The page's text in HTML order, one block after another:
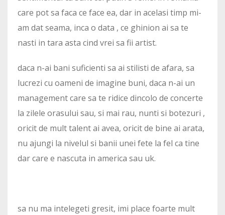
care pot sa faca ce face ea, dar in acelasi timp mi-
am dat seama, inca o data , ce ghinion ai sa te
nasti in tara asta cind vrei sa fii artist.
daca n-ai bani suficienti sa ai stilisti de afara, sa
lucrezi cu oameni de imagine buni, daca n-ai un
management care sa te ridice dincolo de concerte
la zilele orasului sau, si mai rau, nunti si botezuri ,
oricit de mult talent ai avea, oricit de bine ai arata,
nu ajungi la nivelul si banii unei fete la fel ca tine
dar care e nascuta in america sau uk.
sa nu ma intelegeti gresit, imi place foarte mult